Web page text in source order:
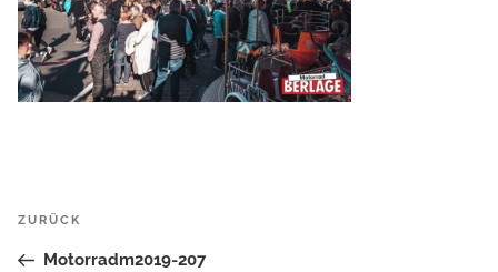
Vorheriger
ZURÜCK
Motorradm2019-207